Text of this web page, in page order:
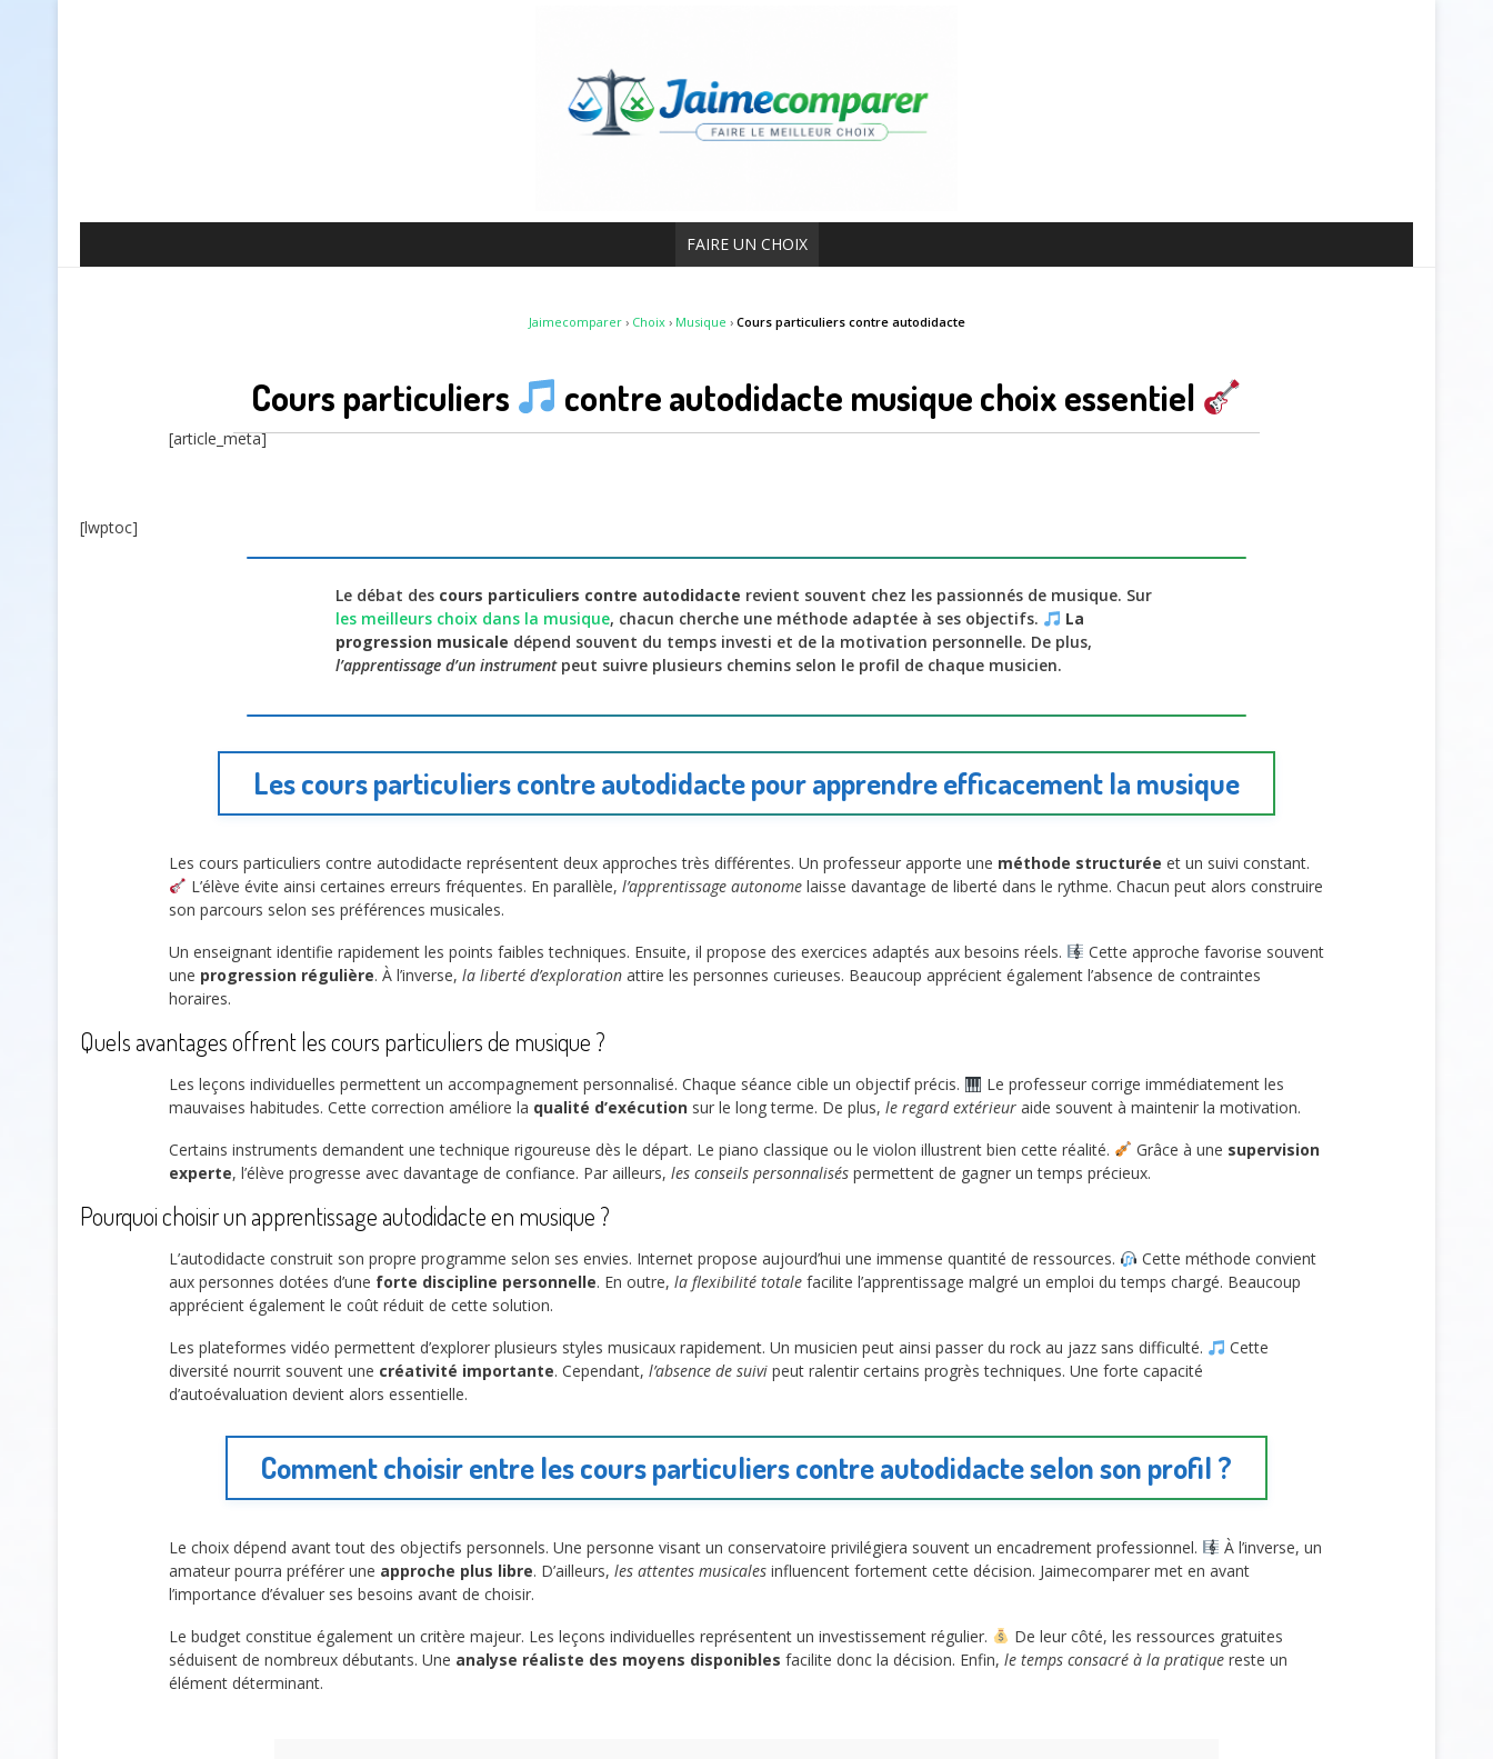
FAIRE UN CHOIX
Jaimecomparer› Choix› Musique › Cours particuliers contre autodidacte
Cours particuliers contre autodidacte musique choix essentiel
[article_meta]
[lwptoc]
Le débat des cours particuliers contre autodidacte revient souvent chez les passionnés de musique. Sur
les meilleurs choix dans la musique, chacun cherche une méthode adaptée à ses objectifs.
La
progression musicale dépend souvent du temps investi et de la motivation personnelle. De plus,
l’apprentissage d’un instrumentpeut suivre plusieurs chemins selon le profil de chaque musicien.
Les cours particuliers contre autodidacte pour apprendre efficacement la musique
Les cours particuliers contre autodidacte représentent deux approches très différentes. Un professeur apporte une méthode structurée et un suivi constant.
L’élève évite ainsi certaines erreurs fréquentes. En parallèle, l’apprentissage autonomelaisse davantage de liberté dans le rythme. Chacun peut alors construire
son parcours selon ses préférences musicales.
Un enseignant identifie rapidement les points faibles techniques. Ensuite, il propose des exercices adaptés aux besoins réels.
Cette approche favorise souvent
une progression régulière. À l’inverse, la liberté d’exploration attire les personnes curieuses. Beaucoup apprécient également l’absence de contraintes
horaires.
Quels avantages offrent les cours particuliers de musique ?
Les leçons individuelles permettent un accompagnement personnalisé. Chaque séance cible un objectif précis.
Le professeur corrige immédiatement les
mauvaises habitudes. Cette correction améliore la qualité d’exécution sur le long terme. De plus, le regard extérieur aide souvent à maintenir la motivation.
Certains instruments demandent une technique rigoureuse dès le départ. Le piano classique ou le violon illustrent bien cette réalité.
Grâce à une supervision
experte, l’élève progresse avec davantage de confiance. Par ailleurs, les conseils personnalisés permettent de gagner un temps précieux.
Pourquoi choisir un apprentissage autodidacte en musique ?
L’autodidacte construit son propre programme selon ses envies. Internet propose aujourd’hui une immense quantité de ressources.
Cette méthode convient
aux personnes dotées d’une forte discipline personnelle. En outre, la flexibilité totale facilite l’apprentissage malgré un emploi du temps chargé. Beaucoup
apprécient également le coût réduit de cette solution.
Les plateformes vidéo permettent d’explorer plusieurs styles musicaux rapidement. Un musicien peut ainsi passer du rock au jazz sans difficulté.
Cette
diversité nourrit souvent une créativité importante. Cependant, l’absence de suivi peut ralentir certains progrès techniques. Une forte capacité
d’autoévaluation devient alors essentielle.
Comment choisir entre les cours particuliers contre autodidacte selon son profil ?
Le choix dépend avant tout des objectifs personnels. Une personne visant un conservatoire privilégiera souvent un encadrement professionnel.
À l’inverse, un
amateur pourra préférer une approche plus libre. D’ailleurs, les attentes musicales influencent fortement cette décision. Jaimecomparer met en avant
l’importance d’évaluer ses besoins avant de choisir.
Le budget constitue également un critère majeur. Les leçons individuelles représentent un investissement régulier.
De leur côté, les ressources gratuites
séduisent de nombreux débutants. Une analyse réaliste des moyens disponibles facilite donc la décision. Enfin, le temps consacré à la pratique reste un
élément déterminant.